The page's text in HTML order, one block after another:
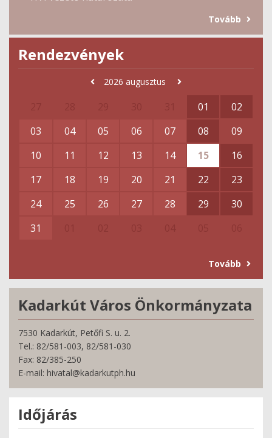
Tovább
Rendezvények
2026 augusztus
01
02
03
04 05 06 07 08
09
10
11 12 13 14 15
16
17
18 19 20 21 22
23
24
25 26 27 28 29
30
31
Tovább
Kadarkút Város Önkormányzata
7530 Kadarkút, Petőfi S. u. 2.
Tel.: 82/581-003, 82/581-030
Fax: 82/385-250
E-mail: hivatal@kadarkutph.hu
Időjárás